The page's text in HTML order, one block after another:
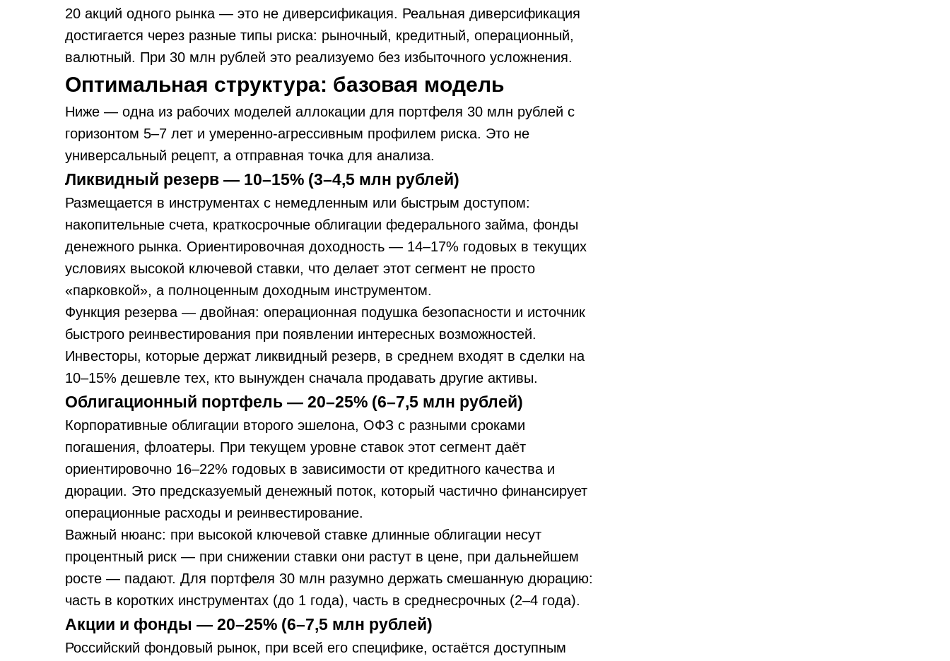
20 акций одного рынка — это не диверсификация. Реальная диверсификация
достигается через разные типы риска: рыночный, кредитный, операционный,
валютный. При 30 млн рублей это реализуемо без избыточного усложнения.
Оптимальная структура: базовая модель
Ниже — одна из рабочих моделей аллокации для портфеля 30 млн рублей с
горизонтом 5–7 лет и умеренно-агрессивным профилем риска. Это не
универсальный рецепт, а отправная точка для анализа.
Ликвидный резерв — 10–15% (3–4,5 млн рублей)
Размещается в инструментах с немедленным или быстрым доступом:
накопительные счета, краткосрочные облигации федерального займа, фонды
денежного рынка. Ориентировочная доходность — 14–17% годовых в текущих
условиях высокой ключевой ставки, что делает этот сегмент не просто
«парковкой», а полноценным доходным инструментом.
Функция резерва — двойная: операционная подушка безопасности и источник
быстрого реинвестирования при появлении интересных возможностей.
Инвесторы, которые держат ликвидный резерв, в среднем входят в сделки на
10–15% дешевле тех, кто вынужден сначала продавать другие активы.
Облигационный портфель — 20–25% (6–7,5 млн рублей)
Корпоративные облигации второго эшелона, ОФЗ с разными сроками
погашения, флоатеры. При текущем уровне ставок этот сегмент даёт
ориентировочно 16–22% годовых в зависимости от кредитного качества и
дюрации. Это предсказуемый денежный поток, который частично финансирует
операционные расходы и реинвестирование.
Важный нюанс: при высокой ключевой ставке длинные облигации несут
процентный риск — при снижении ставки они растут в цене, при дальнейшем
росте — падают. Для портфеля 30 млн разумно держать смешанную дюрацию:
часть в коротких инструментах (до 1 года), часть в среднесрочных (2–4 года).
Акции и фонды — 20–25% (6–7,5 млн рублей)
Российский фондовый рынок, при всей его специфике, остаётся доступным